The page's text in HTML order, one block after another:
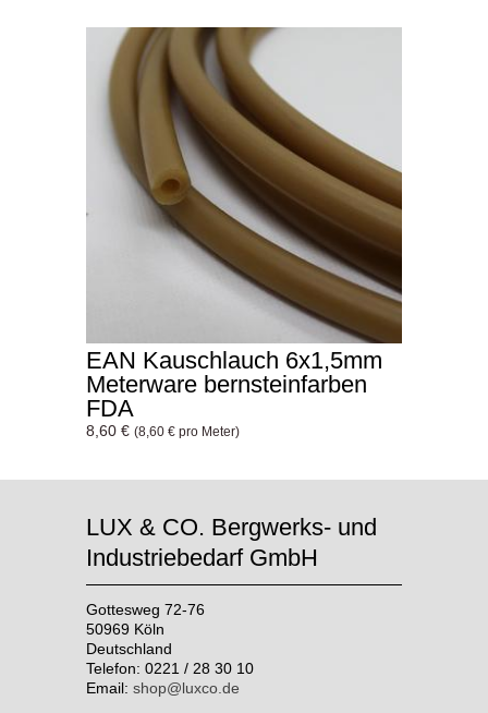
EAN Kauschlauch 6x1,5mm
Meterware bernsteinfarben
FDA
8,60 € (8,60 € pro Meter)
LUX & CO. Bergwerks- und
Industriebedarf GmbH
Gottesweg 72-76
50969 Köln
Deutschland
Telefon: 0221 / 28 30 10
Email: shop@luxco.de